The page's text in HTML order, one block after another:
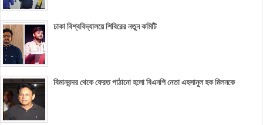
ঢাকা বিশ্ববিদ্যালয়ে শিবিরের নতুন কমিটি
বিমানবন্দর থেকে ফেরত পাঠানো হলো বিএনপি নেতা এহসানুল হক মিলনকে